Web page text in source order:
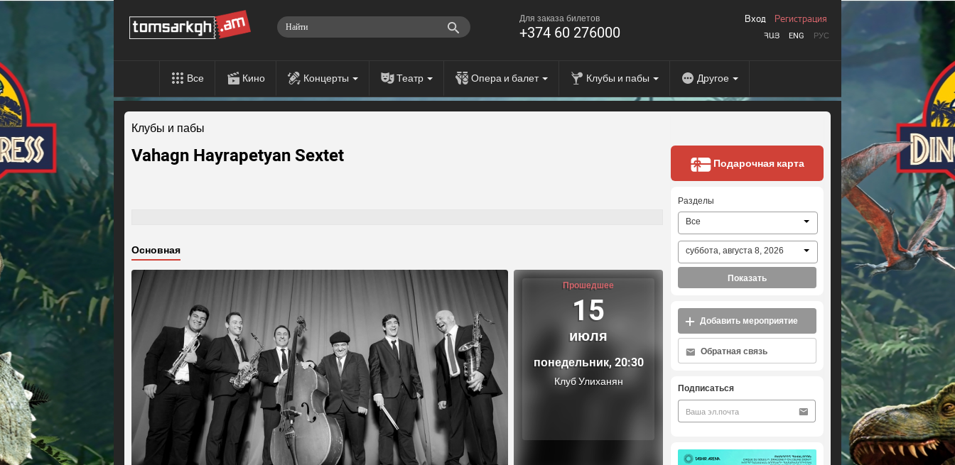
Для заказа билетов
+374 60 276000 ՀԱՅ ENG РУС
Вход Регистрация
Все Кино Концерты Театр Опера и балет Клубы и пабы Другое
Клубы и пабы
Vahagn Hayrapetyan Sextet
Основная
Прошедшее
15
июля
понедельник, 20:30
Клуб Улиханян
Подарочная карта
Разделы
Все
суббота, августа 8, 2026
Показать
Добавить мероприятие
Обратная связь
Подписаться